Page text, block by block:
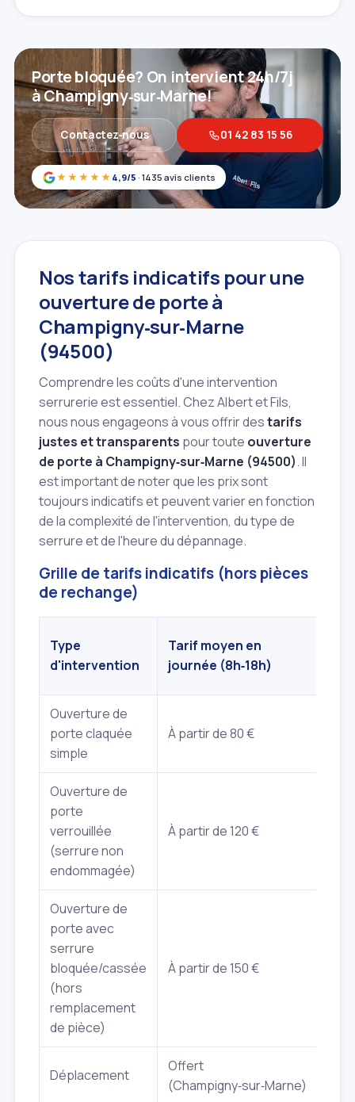
★★★★★ 4,9/5 · 1435 avis clients
Porte bloquée? On intervient 24h/7j
à Champigny‑sur‑Marne!
Contactez‑nous 01 42 83 15 56
Nos tarifs indicatifs pour une
ouverture de porte à
Champigny‑sur‑Marne
(94500)
Comprendre les coûts d'une intervention
serrurerie est essentiel. Chez Albert et Fils,
nous nous engageons à vous offrir destarifs
justes et transparents pour toute ouverture
de porte à Champigny‑sur‑Marne (94500). Il
est important de noter que les prix sont
toujours indicatifs et peuvent varier en fonction
de la complexité de l'intervention, du type de
serrure et de l'heure du dépannage.
Grille de tarifs indicatifs (hors pièces
de rechange)
Type
d'intervention
Tarif moyen en
journée (8h‑18h)
Ouverture de
porte claquée
simple
À partir de 80 €
Ouverture de
porte
verrouillée
(serrure non
endommagée)
À partir de 120 €
Ouverture de
porte avec
serrure
bloquée/cassée
(hors
remplacement
de pièce)
À partir de 150 €
Déplacement
Offert
(Champigny‑sur‑Marne)